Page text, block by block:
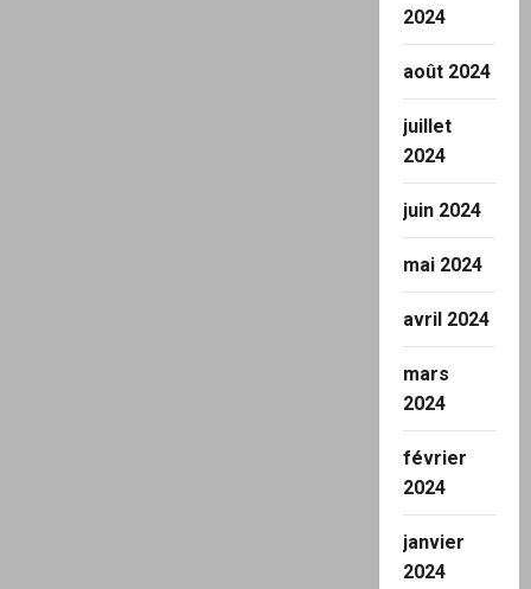
2024
août 2024
juillet
2024
juin 2024
mai 2024
avril 2024
mars
2024
février
2024
janvier
2024